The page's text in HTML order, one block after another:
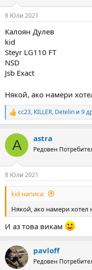
s
8 Юли 2021
Калоян Дулев
kid
Steyr LG110 FT
NSD
Jsb Exact
Някой, ако намери
R
e
c
i
s
:
cc23, KILLER, Detelin и 9
A astra
Редовен
8 Юли 2021
kid написа:
Някой, ако намери хотел
И аз това викам
pavloff
Редовен